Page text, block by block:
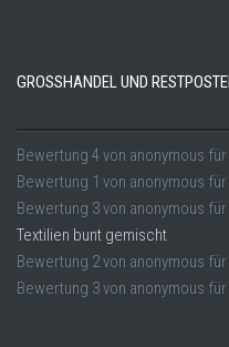
GROSSHANDEL UND RESTPOSTEN
Bewertung 4 von anonymous für
Bewertung 1 von anonymous für
Bewertung 3von anonymous für
Textilien bunt gemischt
Bewertung 2von anonymous für
Bewertung 3von anonymous für